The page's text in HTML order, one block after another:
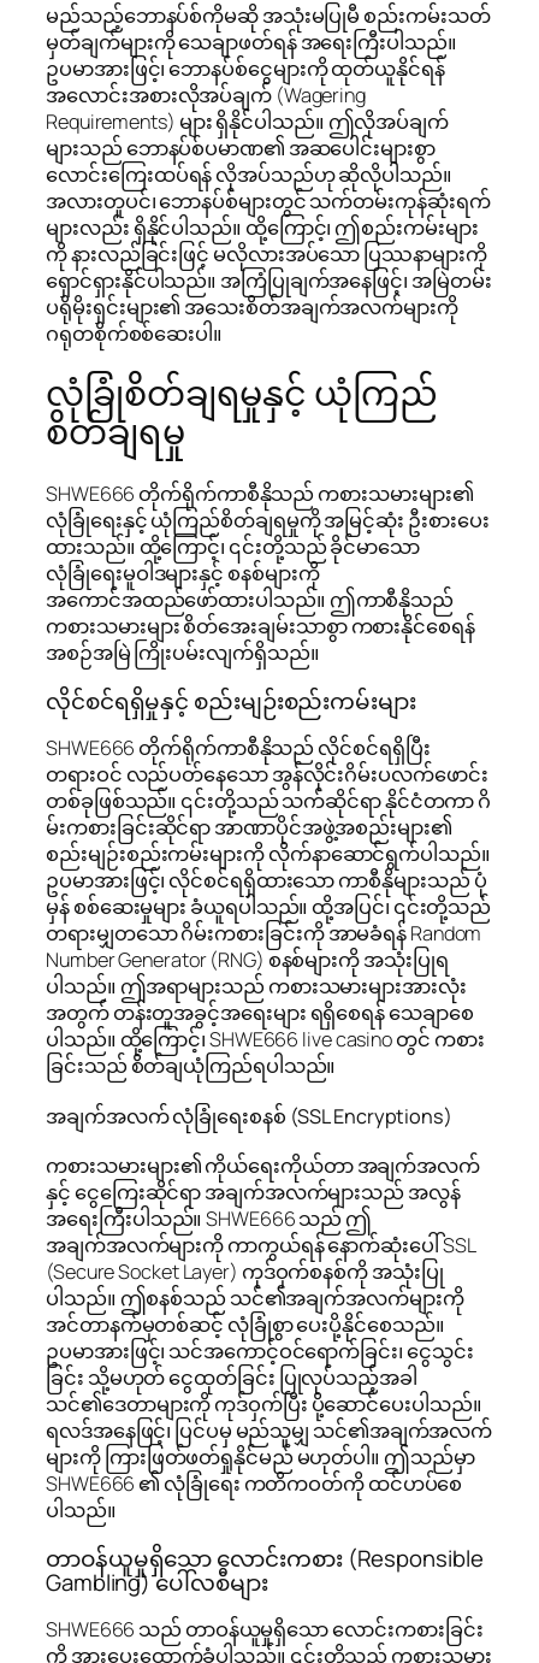
မည်သည့်ဘောနပ်စ်ကိုမဆို အသုံးမပြုမီ စည်းကမ်းသတ်
မှတ်ချက်များကို သေချာဖတ်ရန် အရေးကြီးပါသည်။
ဥပမာအားဖြင့်၊ ဘောနပ်စ်ငွေများကို ထုတ်ယူနိုင်ရန်
အလောင်းအစားလိုအပ်ချက် (Wagering
Requirements) များ ရှိနိုင်ပါသည်။ ဤလိုအပ်ချက်
များသည် ဘောနပ်စ်ပမာဏ၏ အဆပေါင်းများစွာ
လောင်းကြေးထပ်ရန် လိုအပ်သည်ဟု ဆိုလိုပါသည်။
အလားတူပင်၊ ဘောနပ်စ်များတွင် သက်တမ်းကုန်ဆုံးရက်
များလည်း ရှိနိုင်ပါသည်။ ထို့ကြောင့်၊ ဤစည်းကမ်းများ
ကို နားလည်ခြင်းဖြင့် မလိုလားအပ်သော ပြဿနာများကို
ရှောင်ရှားနိုင်ပါသည်။ အကြံပြုချက်အနေဖြင့်၊ အမြဲတမ်း
ပရိုမိုးရှင်းများ၏ အသေးစိတ်အချက်အလက်များကို
ဂရုတစိုက်စစ်ဆေးပါ။
လုံခြုံစိတ်ချရမှုနှင့် ယုံကြည်
စိတ်ချရမှု
SHWE666 တိုက်ရိုက်ကာစီနိုသည် ကစားသမားများ၏
လုံခြုံရေးနှင့် ယုံကြည်စိတ်ချရမှုကို အမြင့်ဆုံး ဦးစားပေး
ထားသည်။ ထို့ကြောင့်၊ ၎င်းတို့သည် ခိုင်မာသော
လုံခြုံရေးမူဝါဒများနှင့် စနစ်များကို
အကောင်အထည်ဖော်ထားပါသည်။ ဤကာစီနိုသည်
ကစားသမားများ စိတ်အေးချမ်းသာစွာ ကစားနိုင်စေရန်
အစဉ်အမြဲ ကြိုးပမ်းလျက်ရှိသည်။
လိုင်စင်ရရှိမှုနှင့် စည်းမျဉ်းစည်းကမ်းများ
SHWE666 တိုက်ရိုက်ကာစီနိုသည် လိုင်စင်ရရှိပြီး
တရားဝင် လည်ပတ်နေသော အွန်လိုင်းဂိမ်းပလက်ဖောင်း
တစ်ခုဖြစ်သည်။ ၎င်းတို့သည် သက်ဆိုင်ရာ နိုင်ငံတကာ ဂိ
မ်းကစားခြင်းဆိုင်ရာ အာဏာပိုင်အဖွဲ့အစည်းများ၏
စည်းမျဉ်းစည်းကမ်းများကို လိုက်နာဆောင်ရွက်ပါသည်။
ဥပမာအားဖြင့်၊ လိုင်စင်ရရှိထားသော ကာစီနိုများသည် ပုံ
မှန် စစ်ဆေးမှုများ ခံယူရပါသည်။ ထို့အပြင်၊ ၎င်းတို့သည်
တရားမျှတသော ဂိမ်းကစားခြင်းကို အာမခံရန် Random
Number Generator (RNG) စနစ်များကို အသုံးပြုရ
ပါသည်။ ဤအရာများသည် ကစားသမားများအားလုံး
အတွက် တန်းတူအခွင့်အရေးများ ရရှိစေရန် သေချာစေ
ပါသည်။ ထို့ကြောင့်၊ SHWE666 live casino တွင် ကစား
ခြင်းသည် စိတ်ချယုံကြည်ရပါသည်။
အချက်အလက် လုံခြုံရေးစနစ် (SSL Encryptions)
ကစားသမားများ၏ ကိုယ်ရေးကိုယ်တာ အချက်အလက်
နှင့် ငွေကြေးဆိုင်ရာ အချက်အလက်များသည် အလွန်
အရေးကြီးပါသည်။ SHWE666 သည် ဤ
အချက်အလက်များကို ကာကွယ်ရန် နောက်ဆုံးပေါ် SSL
(Secure Socket Layer) ကုဒ်ဝှက်စနစ်ကို အသုံးပြု
ပါသည်။ ဤစနစ်သည် သင်၏အချက်အလက်များကို
အင်တာနက်မှတစ်ဆင့် လုံခြုံစွာ ပေးပို့နိုင်စေသည်။
ဥပမာအားဖြင့်၊ သင်အကောင့်ဝင်ရောက်ခြင်း၊ ငွေသွင်း
ခြင်း သို့မဟုတ် ငွေထုတ်ခြင်း ပြုလုပ်သည့်အခါ
သင်၏ဒေတာများကို ကုဒ်ဝှက်ပြီး ပို့ဆောင်ပေးပါသည်။
ရလဒ်အနေဖြင့်၊ ပြင်ပမှ မည်သူမျှ သင်၏အချက်အလက်
များကို ကြားဖြတ်ဖတ်ရှုနိုင်မည် မဟုတ်ပါ။ ဤသည်မှာ
SHWE666 ၏ လုံခြုံရေး ကတိကဝတ်ကို ထင်ဟပ်စေ
ပါသည်။
တာဝန်ယူမှုရှိသော လောင်းကစား (Responsible
Gambling) ပေါ်လစီများ
SHWE666 သည် တာဝန်ယူမှုရှိသော လောင်းကစားခြင်း
ကို အားပေးထောက်ခံပါသည်။ ၎င်းတို့သည် ကစားသမား